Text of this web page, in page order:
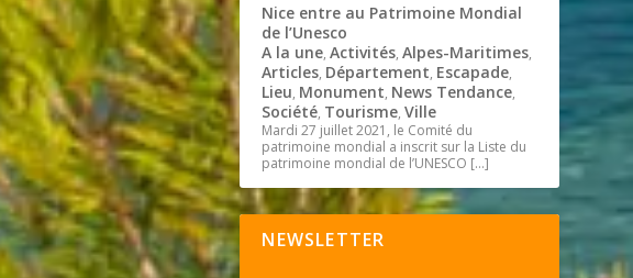
Nice entre au Patrimoine Mondial
de l’Unesco
A la une,Activités,Alpes-Maritimes,
Articles, Département, Escapade,
Lieu, Monument, News Tendance,
Société, Tourisme,Ville
Mardi 27 juillet 2021, le Comité du
patrimoine mondial a inscrit sur la Liste du
patrimoine mondial de l’UNESCO […]
NEWSLETTER